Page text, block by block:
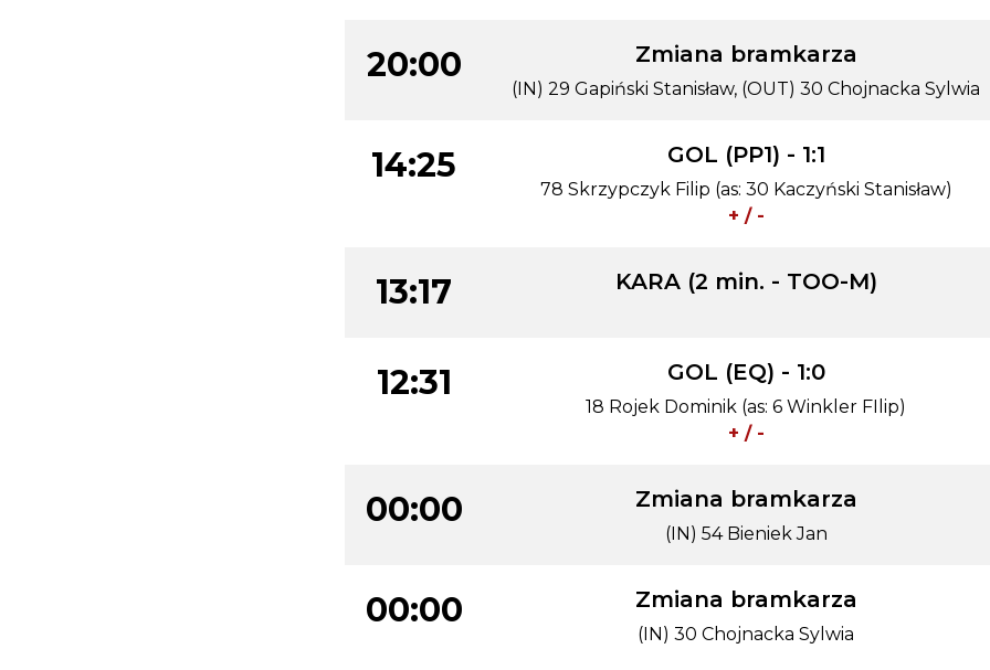
20:00 Zmiana bramkarza
(IN) 29 Gapiński Stanisław, (OUT) 30 Chojnacka Sylwia
14:25 GOL (PP1) - 1:1
78 Skrzypczyk Filip (as: 30 Kaczyński Stanisław)
+ / -
13:17 KARA (2 min. - TOO-M)
12:31 GOL (EQ) - 1:0
18 Rojek Dominik (as: 6 Winkler FIlip)
+ / -
00:00 Zmiana bramkarza
(IN) 54 Bieniek Jan
00:00 Zmiana bramkarza
(IN) 30 Chojnacka Sylwia